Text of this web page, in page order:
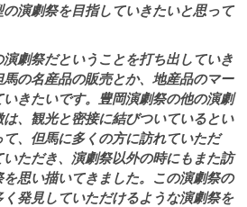
演劇祭を目指していきたいと思って
演劇祭だということを打ち出していき
の名産品の販売とか、地産品のマー
きたいです。豊岡演劇祭の他の演劇
、観光と密接に結びついているとい
、但馬に多くの方に訪れていただ
ただき、演劇祭以外の時にもまた訪
思い描いてきました。この演劇祭の
発見していただけるような演劇祭を